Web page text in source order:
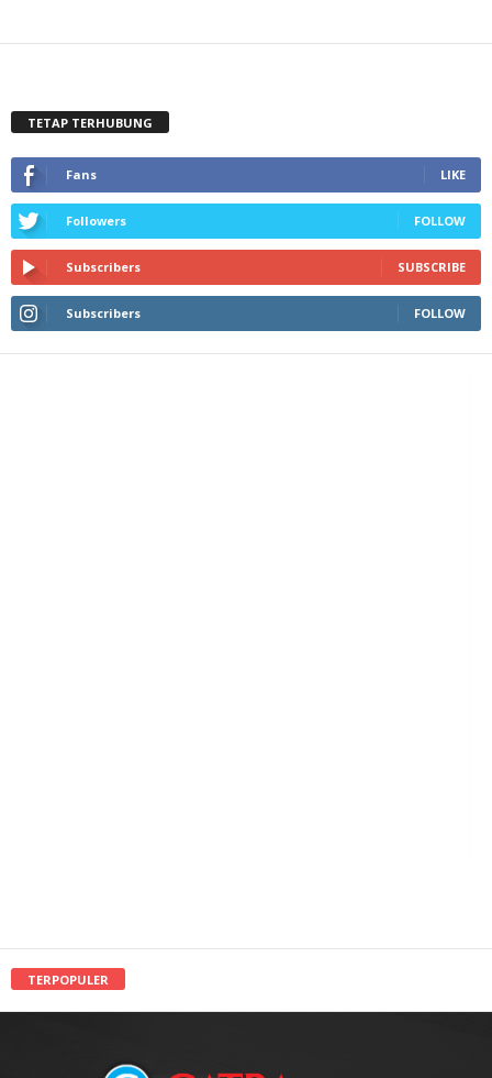
TETAP TERHUBUNG
Fans LIKE
Followers FOLLOW
Subscribers SUBSCRIBE
Subscribers FOLLOW
TERPOPULER